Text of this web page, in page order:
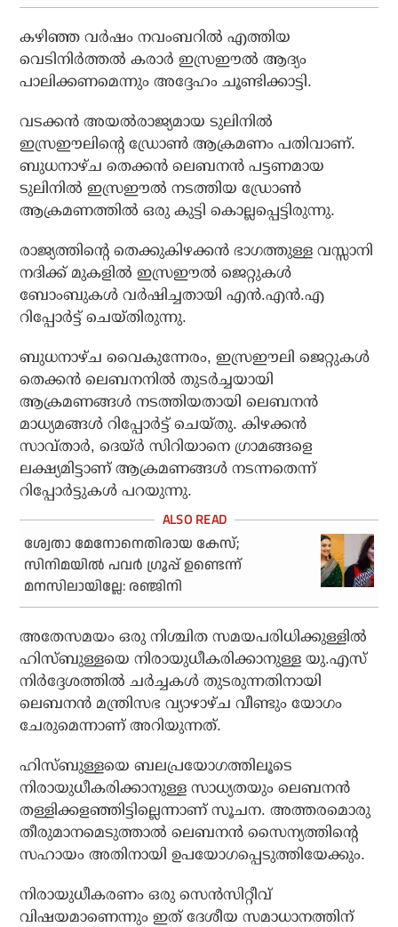
കഴിഞ്ഞ വര്‍ഷം നവംബറില്‍ എത്തിയ
വെടിനിര്‍ത്തല്‍ കരാര്‍ ഇസ്രഈല്‍ ആദ്യം
പാലിക്കണമെന്നും അദ്ദേഹം ചൂണ്ടിക്കാട്ടി.
വടക്കന്‍ അയല്‍രാജ്യമായ ടുലിനില്‍
ഇസ്രഈലിന്റെ ഡ്രോണ്‍ ആക്രമണം പതിവാണ്.
ബുധനാഴ്ച തെക്കന്‍ ലെബനന്‍ പട്ടണമായ
ടുലിനില്‍ ഇസ്രഈല്‍ നടത്തിയ ഡ്രോണ്‍
ആക്രമണത്തില്‍ ഒരു കുട്ടി കൊല്ലപ്പെട്ടിരുന്നു.
രാജ്യത്തിന്റെ തെക്കുകിഴക്കന്‍ ഭാഗത്തുള്ള വസ്സാനി
നദിക്ക് മുകളില്‍ ഇസ്രഈല്‍ ജെറ്റുകള്‍
ബോംബുകള്‍ വര്‍ഷിച്ചതായി എന്‍.എന്‍.എ
റിപ്പോര്‍ട്ട് ചെയ്തിരുന്നു.
ബുധനാഴ്ച വൈകുന്നേരം, ഇസ്രഈലി ജെറ്റുകള്‍
തെക്കന്‍ ലെബനനില്‍ തുടര്‍ച്ചയായി
ആക്രമണങ്ങള്‍ നടത്തിയതായി ലെബനന്‍
മാധ്യമങ്ങള്‍ റിപ്പോര്‍ട്ട് ചെയ്തു. കിഴക്കന്‍
സാവ്താര്‍, ദെയ്ര്‍ സിറിയാനെ ഗ്രാമങ്ങളെ
ലക്ഷ്യമിട്ടാണ് ആക്രമണങ്ങള്‍ നടന്നതെന്ന്
റിപ്പോര്‍ട്ടുകള്‍ പറയുന്നു.
ശ്വേതാ മേനോനെതിരായ കേസ്;
സിനിമയിൽ പവർ ഗ്രൂപ്പ് ഉണ്ടെന്ന്
മനസിലായില്ലേ: രഞ്ജിനി
അതേസമയം ഒരു നിശ്ചിത സമയപരിധിക്കുള്ളില്‍
ഹിസ്ബുള്ളയെ നിരായുധീകരിക്കാനുള്ള യു.എസ്
നിര്‍ദ്ദേശത്തില്‍ ചര്‍ച്ചകള്‍ തുടരുന്നതിനായി
ലെബനന്‍ മന്ത്രിസഭ വ്യാഴാഴ്ച വീണ്ടും യോഗം
ചേരുമെന്നാണ് അറിയുന്നത്.
ഹിസ്ബുള്ളയെ ബലപ്രയോഗത്തിലൂടെ
നിരായുധീകരിക്കാനുള്ള സാധ്യതയും ലെബനന്‍
തള്ളിക്കളഞ്ഞിട്ടില്ലെന്നാണ് സൂചന. അത്തരമൊരു
തീരുമാനമെടുത്താല്‍ ലെബനന്‍ സൈന്യത്തിന്റെ
സഹായം അതിനായി ഉപയോഗപ്പെടുത്തിയേക്കും.
നിരായുധീകരണം ഒരു സെന്‍സിറ്റീവ്
വിഷയമാണെന്നും ഇത് ദേശീയ സമാധാനത്തിന്